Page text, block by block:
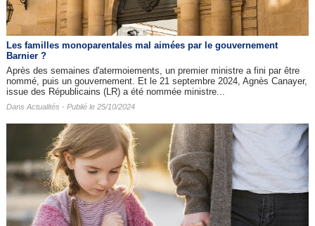
Les familles monoparentales mal aimées par le gouvernement
Barnier ?
Après des semaines d'atermoiements, un premier ministre a fini par être
nommé, puis un gouvernement. Et le 21 septembre 2024, Agnès Canayer,
issue des Républicains (LR) a été nommée ministre...
Dans Actualités - Publié le 25/10/2024